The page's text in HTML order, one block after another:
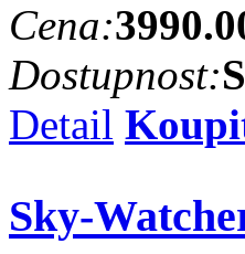
Cena:
Dostupnost:
Detail
Sky-